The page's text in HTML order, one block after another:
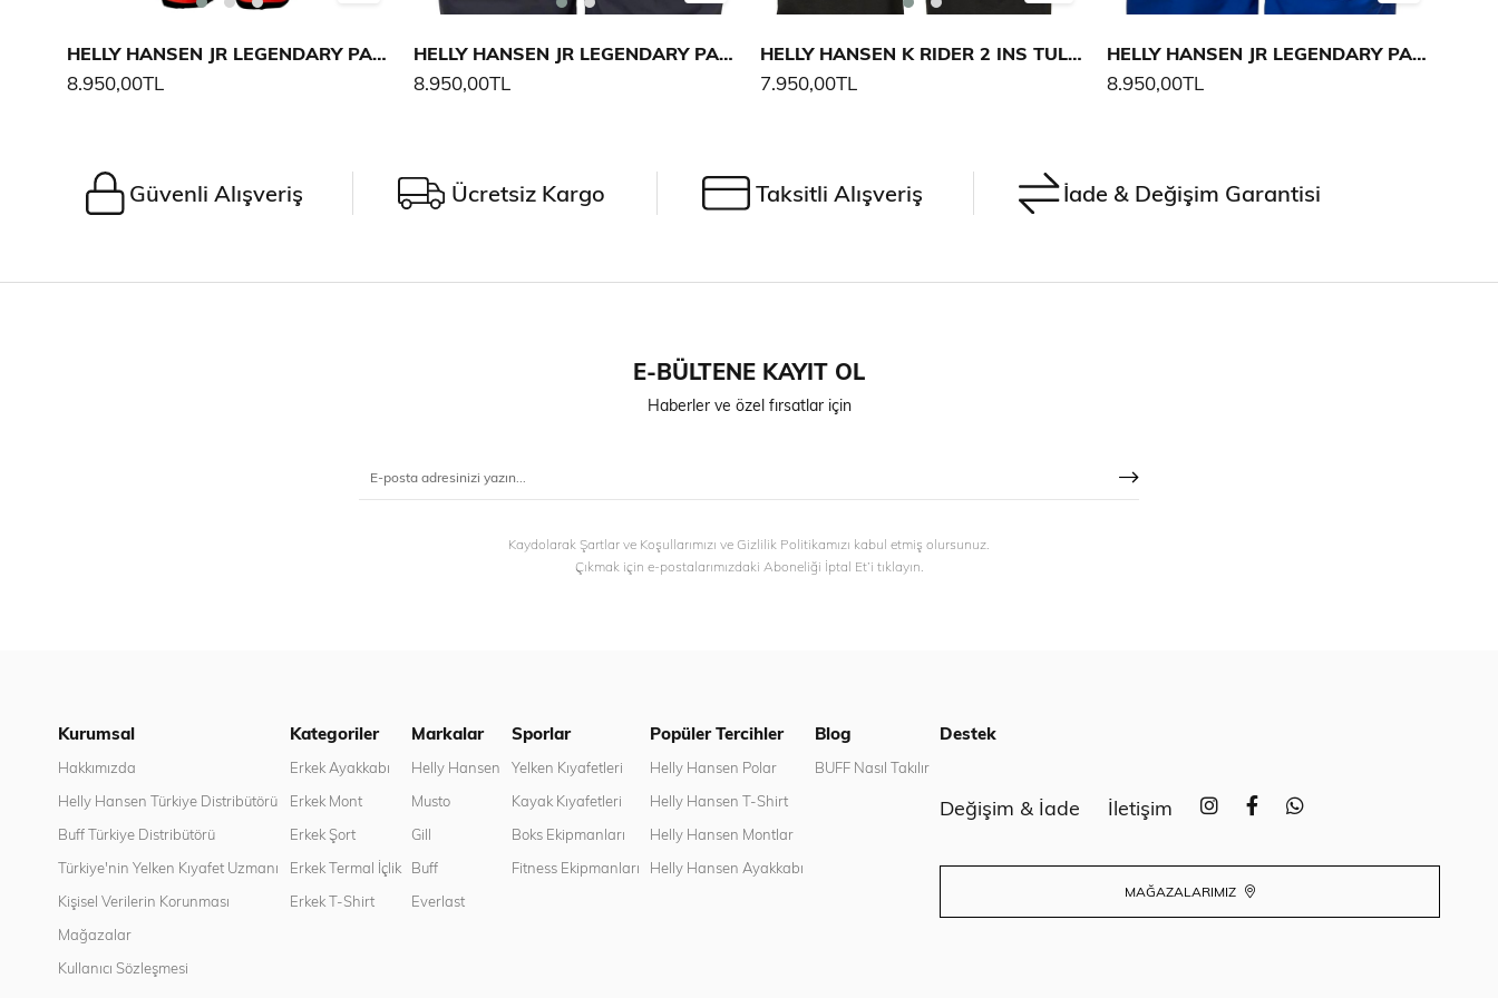
HELLY HANSEN JR LEGENDARY PANTOLON
8.950,00TL
HELLY HANSEN JR LEGENDARY PANTOLON
8.950,00TL
HELLY HANSEN K RIDER 2 INS TULUM
7.950,00TL
HELLY HANSEN JR LEGENDARY PANTOLON
8.950,00TL
Güvenli Alışveriş Ücretsiz Kargo Taksitli Alışveriş İade & Değişim Garantisi
E-BÜLTENE KAYIT OL
Haberler ve özel fırsatlar için
Kaydolarak Şartlar ve Koşullarımızı ve Gizlilik Politikamızı kabul etmiş olursunuz.
Çıkmak için e-postalarımızdaki Aboneliği İptal Et’i tıklayın.
Kurumsal
Hakkımızda
Helly Hansen Türkiye Distribütörü
Buff Türkiye Distribütörü
Türkiye'nin Yelken Kıyafet Uzmanı
Kişisel Verilerin Korunması
Mağazalar
Kullanıcı Sözleşmesi
Kategoriler
Erkek Ayakkabı
Erkek Mont
Erkek Şort
Erkek Termal İçlik
Erkek T-Shirt
Markalar
Helly Hansen
Musto
Gill
Buff
Everlast
Sporlar
Yelken Kıyafetleri
Kayak Kıyafetleri
Boks Ekipmanları
Fitness Ekipmanları
Popüler Tercihler
Helly Hansen Polar
Helly Hansen T-Shirt
Helly Hansen Montlar
Helly Hansen Ayakkabı
Blog
BUFF Nasıl Takılır
Destek
Değişim & İade İletişim
MAĞAZALARIMIZ